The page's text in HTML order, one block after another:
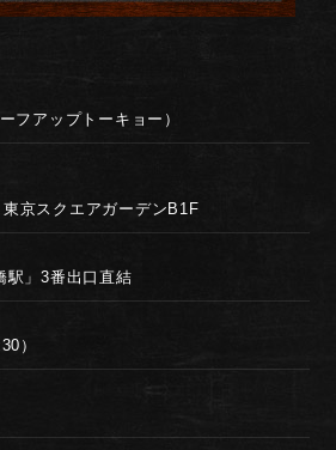
フアップトーキョー）
京スクエアガーデンB1F
駅」3番出口直結
）